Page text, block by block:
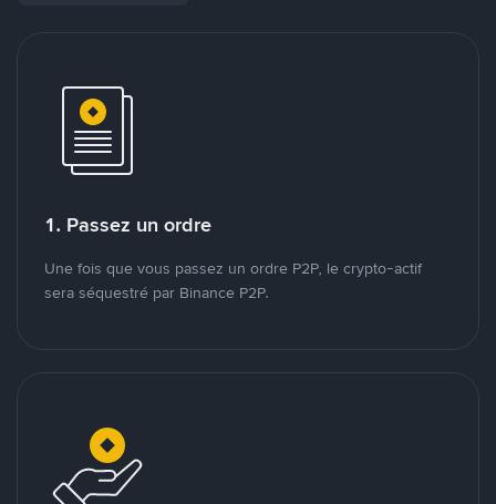
1. Passez un ordre
Une fois que vous passez un ordre P2P, le crypto-actif
sera séquestré par Binance P2P.